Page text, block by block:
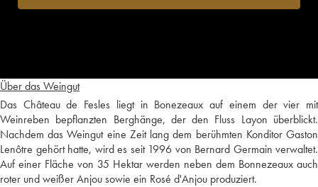
Über das Weingut
Das Château de Fesles liegt in Bonezeaux auf einem der vier mit
Weinreben bepflanzten Berghänge, der den Fluss Layon überblickt.
Nachdem das Weingut eine Zeit lang dem berühmten Konditor Gaston
Lenôtre gehört hatte, wird es seit 1996 von Bernard Germain verwaltet.
Auf einer Fläche von 35 Hektar werden neben dem Bonnezeaux auch
roter und weißer Anjou sowie ein Rosé d'Anjou produziert.